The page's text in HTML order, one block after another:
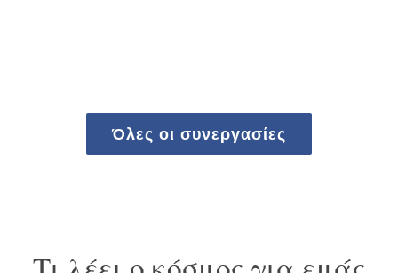
Όλες οι συνεργασίες